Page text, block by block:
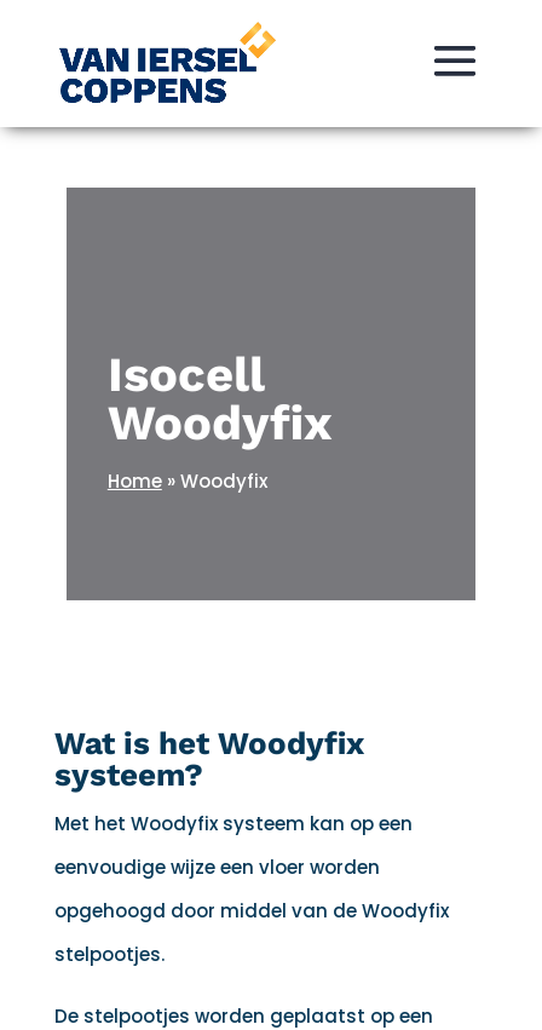
Isocell
Woodyfix
Home»Woodyfix
Wat is het Woodyfix
systeem?
Met het Woodyfix systeem kan op een
eenvoudige wijze een vloer worden
opgehoogd door middel van de Woodyfix
stelpootjes.
De stelpootjes worden geplaatst op een